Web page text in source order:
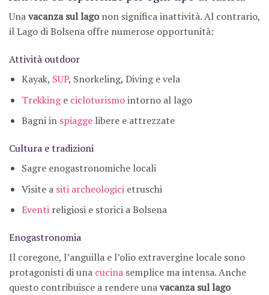
Unavacanza sul lagonon significa inattività. Al contrario,
il Lago di Bolsena offre numerose opportunità:
Attività outdoor
Kayak, SUP, Snorkeling, Diving e vela
Trekkinge cicloturismointorno al lago
Bagni in spiaggelibere e attrezzate
Cultura e tradizioni
Sagre enogastronomiche locali
Visite a siti archeologicietruschi
Eventireligiosi e storici a Bolsena
Enogastronomia
Il coregone, l’anguilla e l’olio extravergine locale sono
protagonisti di una cucina semplice ma intensa. Anche
questo contribuisce a rendere unavacanza sul lago